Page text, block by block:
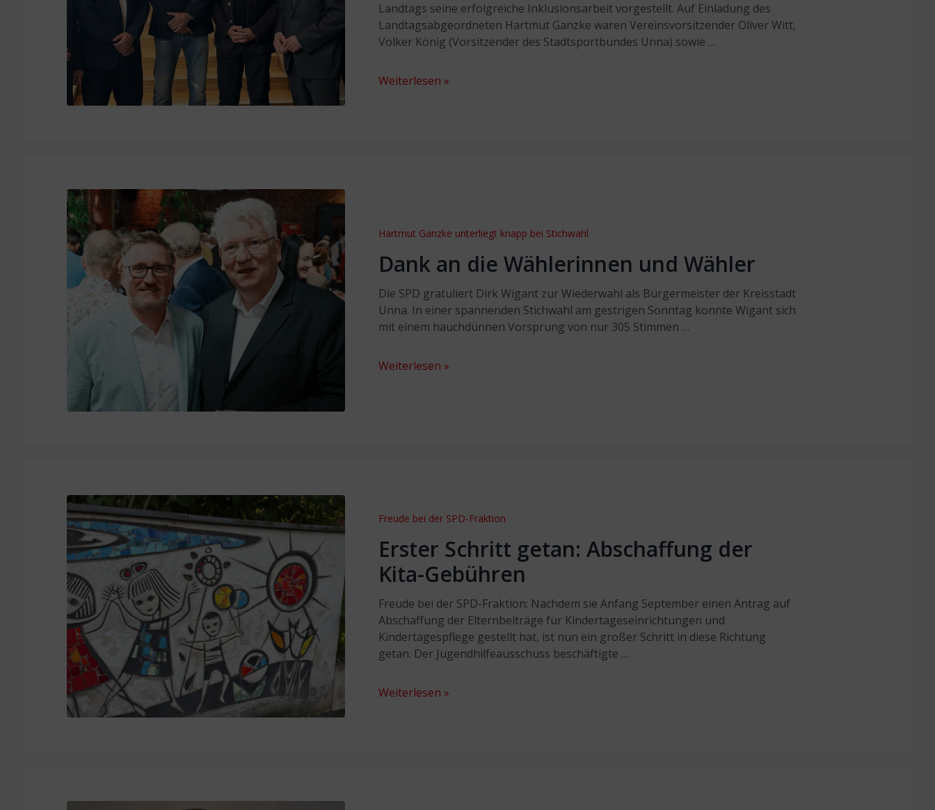
Landtags seine erfolgreiche Inklusionsarbeit vorgestellt. Auf Einladung des
Landtagsabgeordneten Hartmut Ganzke waren Vereinsvorsitzender Oliver Witt,
Volker König (Vorsitzender des Stadtsportbundes Unna) sowie …
Weiterlesen »
Hartmut Ganzke unterliegt knapp bei Stichwahl
Dank an die Wählerinnen und Wähler
Die SPD gratuliert Dirk Wigant zur Wiederwahl als Bürgermeister der Kreisstadt
Unna. In einer spannenden Stichwahl am gestrigen Sonntag konnte Wigant sich
mit einem hauchdünnen Vorsprung von nur 305 Stimmen …
Weiterlesen »
Freude bei der SPD-Fraktion
Erster Schritt getan: Abschaffung der
Kita-Gebühren
Freude bei der SPD-Fraktion: Nachdem sie Anfang September einen Antrag auf
Abschaffung der Elternbeiträge für Kindertageseinrichtungen und
Kindertagespflege gestellt hat, ist nun ein großer Schritt in diese Richtung
getan. Der Jugendhilfeausschuss beschäftigte …
Weiterlesen »